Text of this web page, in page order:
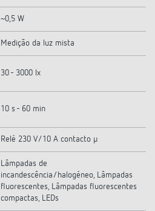
~0,5 W
Medição da luz mista
30 - 3000 lx
10 s - 60 min
Relé 230 V/10 A contacto µ
Lâmpadas de
incandescência/halogéneo, Lâmpadas
fluorescentes, Lâmpadas fluorescentes
compactas, LEDs